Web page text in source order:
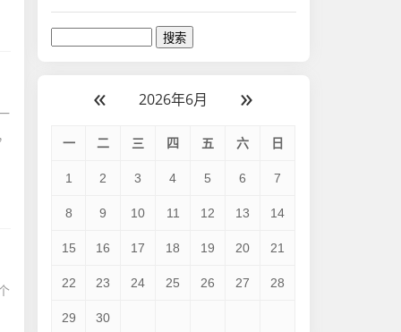
« 2026年6月 »
一 二 三 四 五 六 日
1 2 3 4 5 6 7
8 9 10 11 12 13 14
15 16 17 18 19 20 21
22 23 24 25 26 27 28
29 30